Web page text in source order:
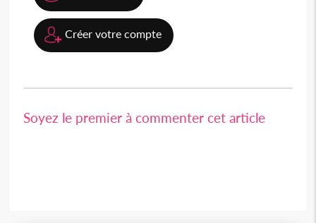
Créer votre compte
Soyez le premier à commenter cet article